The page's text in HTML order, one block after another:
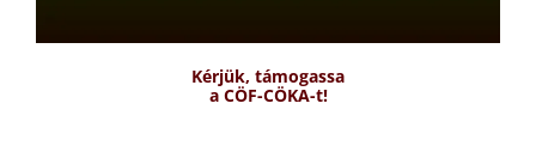
Kérjük, támogassa
a CÖF-CÖKA-t!